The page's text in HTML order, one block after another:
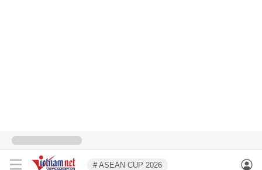
# ASEAN CUP 2026